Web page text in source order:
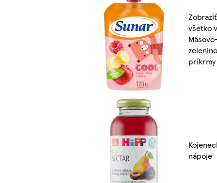
Zobraziť
všetko v
príkrmy
nápoje